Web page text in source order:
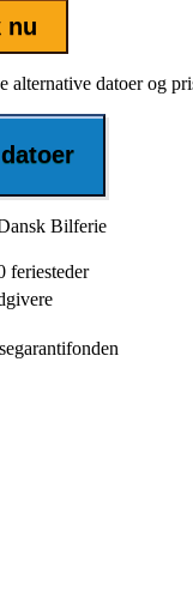
nu
alternative datoer og
Bilferie
feriesteder